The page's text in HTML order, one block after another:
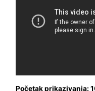
Početak prikazivanja: